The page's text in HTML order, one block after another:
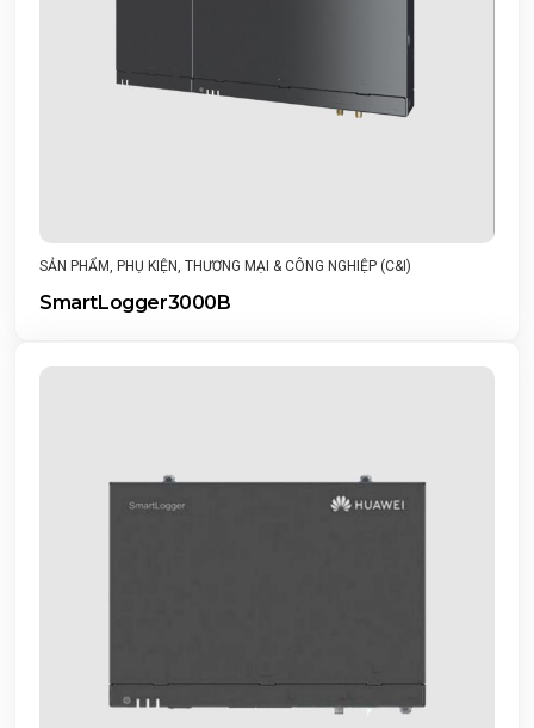
SẢN PHẨM PHỤ KIỆN THƯƠNG MẠI & CÔNG NGHIỆP (C&I)
SmartLogger3000B